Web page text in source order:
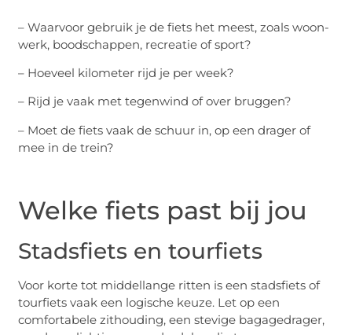
– Waarvoor gebruik je de fiets het meest, zoals woon-
werk, boodschappen, recreatie of sport?
– Hoeveel kilometer rijd je per week?
– Rijd je vaak met tegenwind of over bruggen?
– Moet de fiets vaak de schuur in, op een drager of
mee in de trein?
Welke fiets past bij jou
Stadsfiets en tourfiets
Voor korte tot middellange ritten is een stadsfiets of
tourfiets vaak een logische keuze. Let op een
comfortabele zithouding, een stevige bagagedrager,